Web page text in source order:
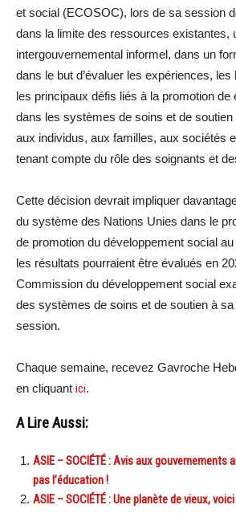
et social (ECOSOC), lors de sa session
dans la limite des ressources existantes,
intergouvernemental informel, dans un
dans le but d’évaluer les expériences,
les principaux défis liés à la promotion de
dans les systèmes de soins et de soutien
aux individus, aux familles, aux sociétés
tenant compte du rôle des soignants et
Cette décision devrait impliquer
du système des Nations Unies dans le
de promotion du développement social
les résultats pourraient être évalués en
Commission du développement social
des systèmes de soins et de soutien à
session.
Chaque semaine, recevez Gavroche
en cliquant ici.
A Lire Aussi:
ASIE – SOCIÉTÉ : Avis aux gouvernements
pas l’éducation !
ASIE – SOCIÉTÉ : Une planète de vieux,